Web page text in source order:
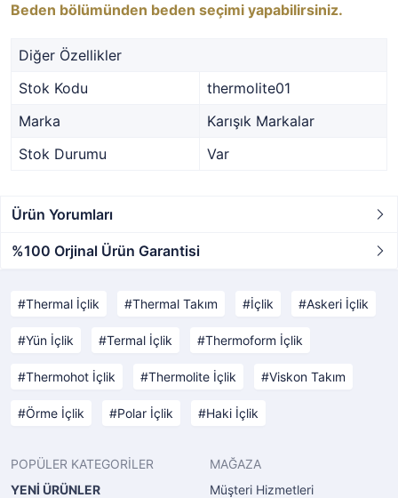
Beden bölümünden beden seçimi yapabilirsiniz.
Diğer Özellikler
Stok Kodu
thermolite01
Marka
Karışık Markalar
Stok Durumu
Var
Ürün Yorumları
%100 Orjinal Ürün Garantisi
Thermal İçlik Thermal Takım İçlik Askeri İçlik
Yün İçlik Termal İçlik Thermoform İçlik
Thermohot İçlik Thermolite İçlik Viskon Takım
Örme İçlik Polar İçlik Haki İçlik
POPÜLER KATEGORİLER
YENİ ÜRÜNLER
MAĞAZA
Müşteri Hizmetleri